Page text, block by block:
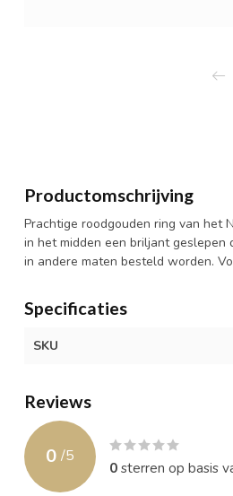
Productomschrijving
Prachtige roodgouden ring van het
in het midden een briljant geslepen
in andere maten besteld worden.
Specificaties
SKU
Reviews
0 /5
0sterren op basis